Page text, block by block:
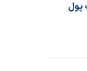
پول